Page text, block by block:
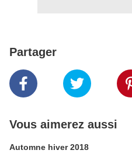
Partager
Vous aimerez aussi
Automne hiver 2018